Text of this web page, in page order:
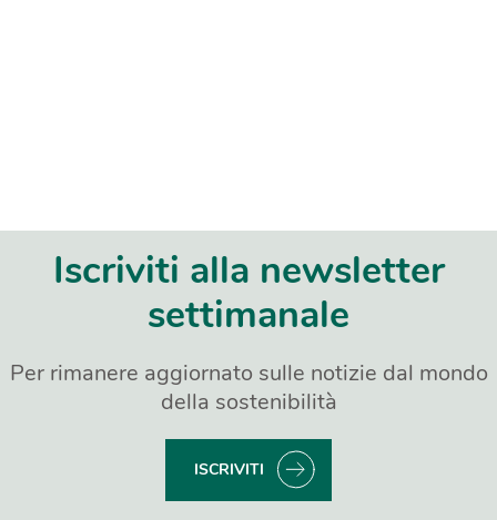
Iscriviti alla newsletter
settimanale
Per rimanere aggiornato sulle notizie dal mondo
della sostenibilità
ISCRIVITI